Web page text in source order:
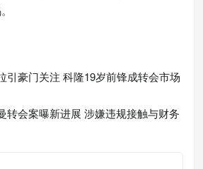
引豪门关注 科隆19岁前锋成转会市场
转会案曝新进展 涉嫌违规接触与财务